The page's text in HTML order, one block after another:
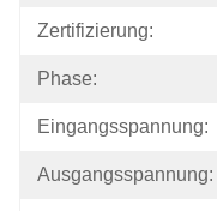
Zertifizierung:
Phase:
Eingangsspannung:
Ausgangsspannung: